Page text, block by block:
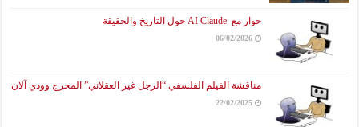
حوار مع AI Claude حول التاريخ والحقيقة
06/02/2026
مناقشة الفيلم الفلسفي “الرجل غير العقلاني” المخرج وودي آلان
22/02/2025